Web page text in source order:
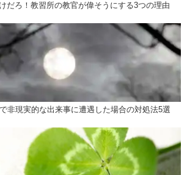
だろ！教習所の教官が偉そうにする3つの理由
非現実的な出来事に遭遇した場合の対処法5選